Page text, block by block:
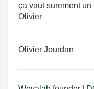
ça vaut surement
Olivier
Olivier Jourdan